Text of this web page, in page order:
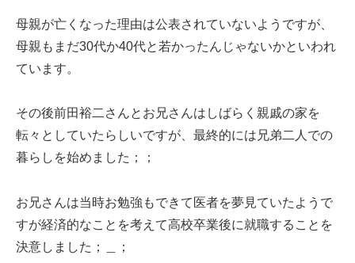
母親が亡くなった理由は公表されていないようですが、
母親もまだ30代か40代と若かったんじゃないかといわれ
ています。
その後前田裕二さんとお兄さんはしばらく親戚の家を
転々としていたらしいですが、最終的には兄弟二人での
暮らしを始めました；；
お兄さんは当時お勉強もできて医者を夢見ていたようで
すが経済的なことを考えて高校卒業後に就職することを
決意しました；＿；